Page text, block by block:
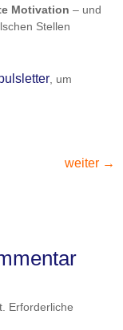
Motivation – und
Stellen
, um
weiter →
Erforderliche